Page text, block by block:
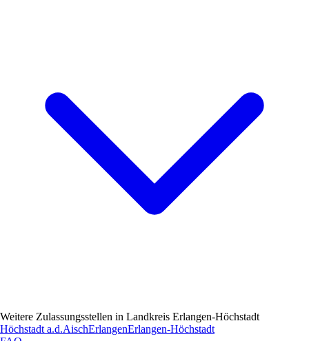
Weitere Zulassungsstellen in Landkreis Erlangen-Höchstadt
Höchstadt a.d.AischErlangenErlangen-Höchstadt